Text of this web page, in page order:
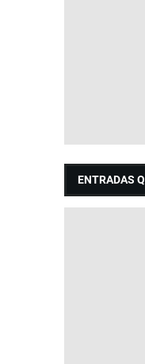
ENTRADAS